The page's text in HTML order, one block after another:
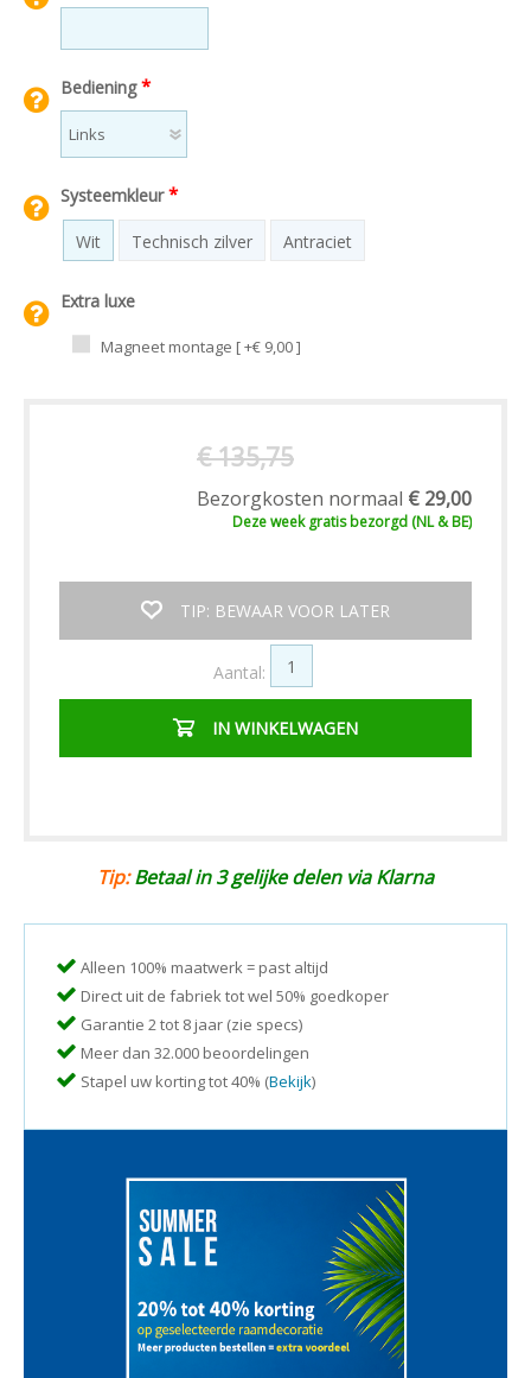
Bediening*
Systeemkleur*
Wit Technisch zilver Antraciet
Extra luxe
Magneet montage [ +€ 9,00 ]
€ 135,75
Bezorgkosten normaal € 29,00
Deze weekgratisbezorgd (NL & BE)
TIP: BEWAAR VOOR LATER
Aantal:
IN WINKELWAGEN
Tip:Betaal in 3 gelijke delen via Klarna
Alleen 100% maatwerk = past altijd
Direct uit de fabriek tot wel 50% goedkoper
Garantie 2 tot 8 jaar (zie specs)
Meer dan 32.000 beoordelingen
Stapel uw korting tot 40% (Bekijk)